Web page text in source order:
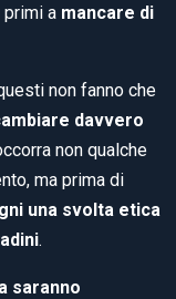
a mancare di
non fanno che
davvero
non qualche
ma prima di
una svolta etica
.
saranno